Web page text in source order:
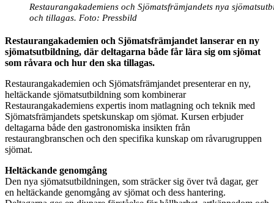
Restaurangakademiens och Sjömatsfrämjandets nya
och tillagas. Foto: Pressbild
Restaurangakademien och Sjömatsfrämjandet lanserar en ny
sjömatsutbildning, där deltagarna både får lära sig om sjömat
som råvara och hur den ska tillagas.
Restaurangakademien och Sjömatsfrämjandet presenterar en ny,
heltäckande sjömatsutbildning som kombinerar
Restaurangakademiens expertis inom matlagning och teknik med
Sjömatsfrämjandets spetskunskap om sjömat. Kursen erbjuder
deltagarna både den gastronomiska insikten från
restaurangbranschen och den specifika kunskap om råvarugruppen
sjömat.
Heltäckande genomgång
Den nya sjömatsutbildningen, som sträcker sig över två dagar, ger
en heltäckande genomgång av sjömat och dess hantering.